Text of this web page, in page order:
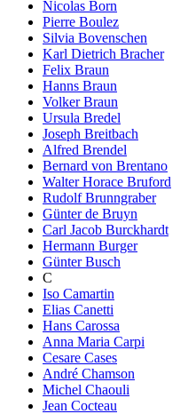
Nicolas Born
Pierre Boulez
Silvia Bovenschen
Karl Dietrich Bracher
Felix Braun
Hanns Braun
Volker Braun
Ursula Bredel
Joseph Breitbach
Alfred Brendel
Bernard von Brentano
Walter Horace Bruford
Rudolf Brunngraber
Günter de Bruyn
Carl Jacob Burckhardt
Hermann Burger
Günter Busch
C
Iso Camartin
Elias Canetti
Hans Carossa
Anna Maria Carpi
Cesare Cases
André Chamson
Michel Chaouli
Jean Cocteau